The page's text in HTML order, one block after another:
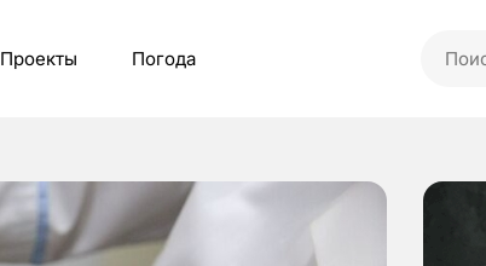
Проекты Погода